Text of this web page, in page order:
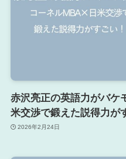
赤沢亮正の英語力がバケ
米交渉で鍛えた説得力が
2026年2月24日